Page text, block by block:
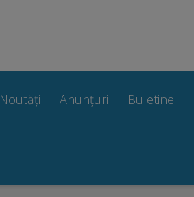
Noutăți Anunțuri Buletine